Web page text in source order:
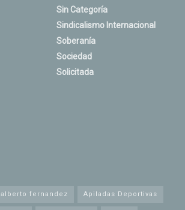
Sin Categoría
Sindicalismo Internacional
Soberanía
Sociedad
Solicitada
alberto fernandez Apiladas Deportivas